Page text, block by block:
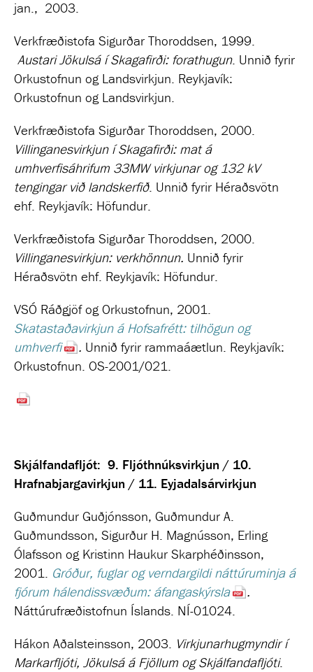
jan., 2003.
Verkfræðistofa Sigurðar Thoroddsen, 1999.
Austari Jökulsá í Skagafirði: forathugun. Unnið fyrir
Orkustofnun og Landsvirkjun. Reykjavík:
Orkustofnun og Landsvirkjun.
Verkfræðistofa Sigurðar Thoroddsen, 2000.
Villinganesvirkjun í Skagafirði: mat á
umhverfisáhrifum 33MW virkjunar og 132 kV
tengingar við landskerfið. Unnið fyrir Héraðsvötn
ehf. Reykjavík: Höfundur.
Verkfræðistofa Sigurðar Thoroddsen, 2000.
Villinganesvirkjun: verkhönnun. Unnið fyrir
Héraðsvötn ehf. Reykjavík: Höfundur.
VSÓ Ráðgjöf og Orkustofnun, 2001.
Skatastaðavirkjun á Hofsafrétt: tilhögun og
umhverfi
. Unnið fyrir rammaáætlun. Reykjavík:
Orkustofnun. OS-2001/021.
Skjálfandafljót: 9. Fljóthnúksvirkjun / 10.
Hrafnabjargavirkjun / 11. Eyjadalsárvirkjun
Guðmundur Guðjónsson, Guðmundur A.
Guðmundsson, Sigurður H. Magnússon, Erling
Ólafsson og Kristinn Haukur Skarphéðinsson,
2001. Gróður, fuglar og verndargildi náttúruminja á
fjórum hálendissvæðum: áfangaskýrsla
.
Náttúrufræðistofnun Íslands. NÍ-01024.
Hákon Aðalsteinsson, 2003. Virkjunarhugmyndir í
Markarfljóti, Jökulsá á Fjöllum og Skjálfandafljóti.